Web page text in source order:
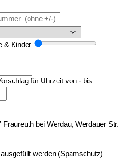
& Kinder
für Uhrzeit von - bis
Fraureuth bei Werdau, Werdauer Str.
werden (Spamschutz)